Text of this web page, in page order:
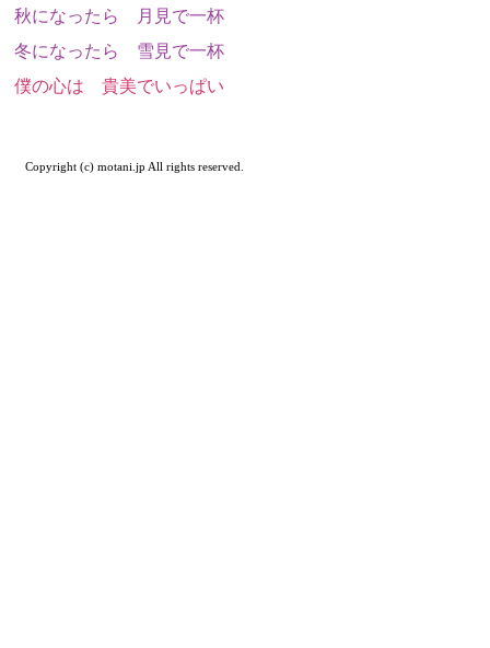
秋になったら 月見で一杯
冬になったら 雪見で一杯
僕の心は 貴美でいっぱい
Copyright (c) motani.jp All rights reserved.